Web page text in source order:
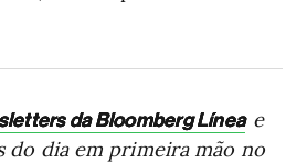
da Bloomberg Línea e
do dia em primeira mão no